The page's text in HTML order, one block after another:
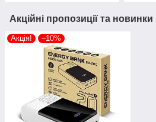
Акційні пропозиції та новинки
Акція! –10%